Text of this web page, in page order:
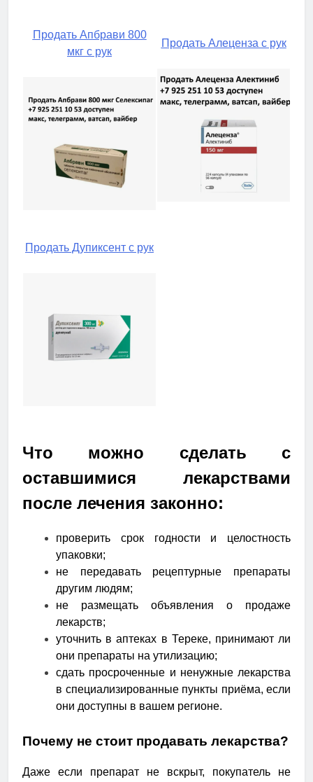
Продать Апбрави 800
мкг с рук
Продать Алеценза с рук
Продать Дупиксент с рук
Что можно сделать с
оставшимися лекарствами
после лечения законно:
проверить срок годности и целостность
упаковки;
не передавать рецептурные препараты
другим людям;
не размещать объявления о продаже
лекарств;
уточнить в аптеках в Тереке, принимают ли
они препараты на утилизацию;
сдать просроченные и ненужные лекарства
в специализированные пункты приёма, если
они доступны в вашем регионе.
Почему не стоит продавать лекарства?
Даже если препарат не вскрыт, покупатель не